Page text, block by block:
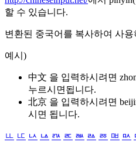
할 수 있습니다.
변환된 중국어를 복사하여 사
예시)
中文 을 입력하시려면
누르시면됩니다.
北京 을 입력하시려면
시면 됩니다.
ㅥ ㅦ ㅧ ㅨ ㅩ ㅪ ㅫ ㅬ ㅭ ㅮ ㅯ